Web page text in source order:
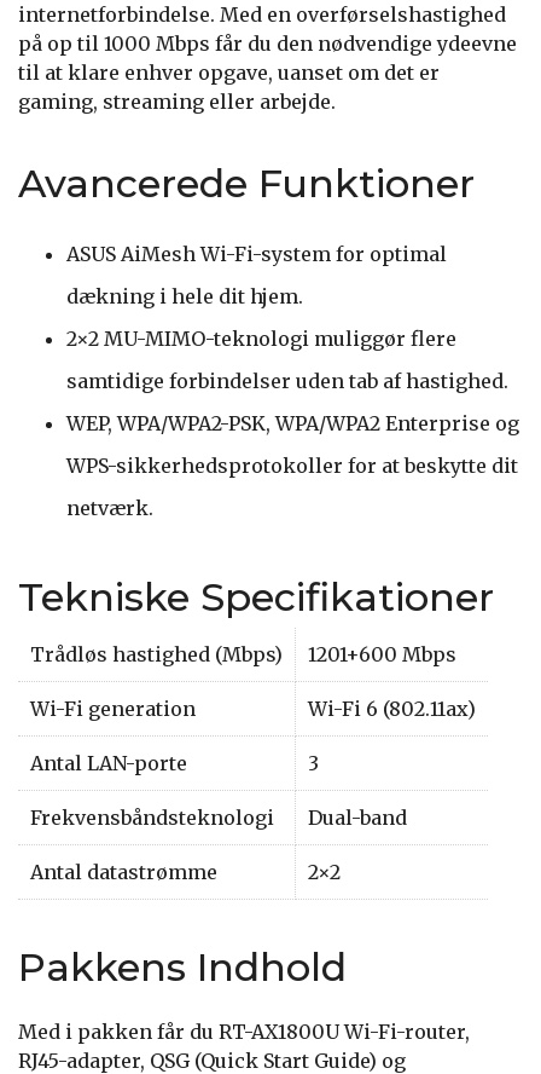
internetforbindelse. Med en overførselshastighed
på op til 1000 Mbps får du den nødvendige ydeevne
til at klare enhver opgave, uanset om det er
gaming, streaming eller arbejde.
Avancerede Funktioner
ASUS AiMesh Wi-Fi-system for optimal
dækning i hele dit hjem.
2×2 MU-MIMO-teknologi muliggør flere
samtidige forbindelser uden tab af hastighed.
WEP, WPA/WPA2-PSK, WPA/WPA2 Enterprise og
WPS-sikkerhedsprotokoller for at beskytte dit
netværk.
Tekniske Specifikationer
Trådløs hastighed (Mbps) 1201+600 Mbps
Wi-Fi generation Wi-Fi 6 (802.11ax)
Antal LAN-porte 3
Frekvensbåndsteknologi Dual-band
Antal datastrømme 2×2
Pakkens Indhold
Med i pakken får du RT-AX1800U Wi-Fi-router,
RJ45-adapter, QSG (Quick Start Guide) og